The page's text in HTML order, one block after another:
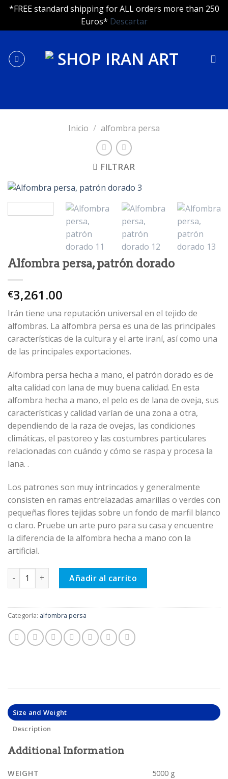
*FREE standard shipping for ALL orders more than 250
Euros* Descartar
content
Inicio / alfombra persa
FILTRAR
Alfombra persa, patrón dorado
€3,261.00
Irán tiene una reputación universal en el tejido de
alfombras. La alfombra persa es una de las principales
características de la cultura y el arte iraní, así como una
de las principales exportaciones.
Alfombra persa hecha a mano, el patrón dorado es de
alta calidad con lana de muy buena calidad. En esta
alfombra hecha a mano, el pelo es de lana de oveja, sus
características y calidad varían de una zona a otra,
dependiendo de la raza de ovejas, las condiciones
climáticas, el pastoreo y las costumbres particulares
relacionadas con cuándo y cómo se raspa y procesa la
lana. .
Los patrones son muy intrincados y generalmente
consisten en ramas entrelazadas amarillas o verdes con
pequeñas flores tejidas sobre un fondo de marfil blanco
o claro. Pruebe un arte puro para su casa y encuentre
la diferencia de la alfombra hecha a mano con la
artificial.
Alfombra persa, patrón dorado cantidad
Añadir al carrito
Categoría: alfombra persa
Size and Weight
Description
Additional Information
WEIGHT 5000 g